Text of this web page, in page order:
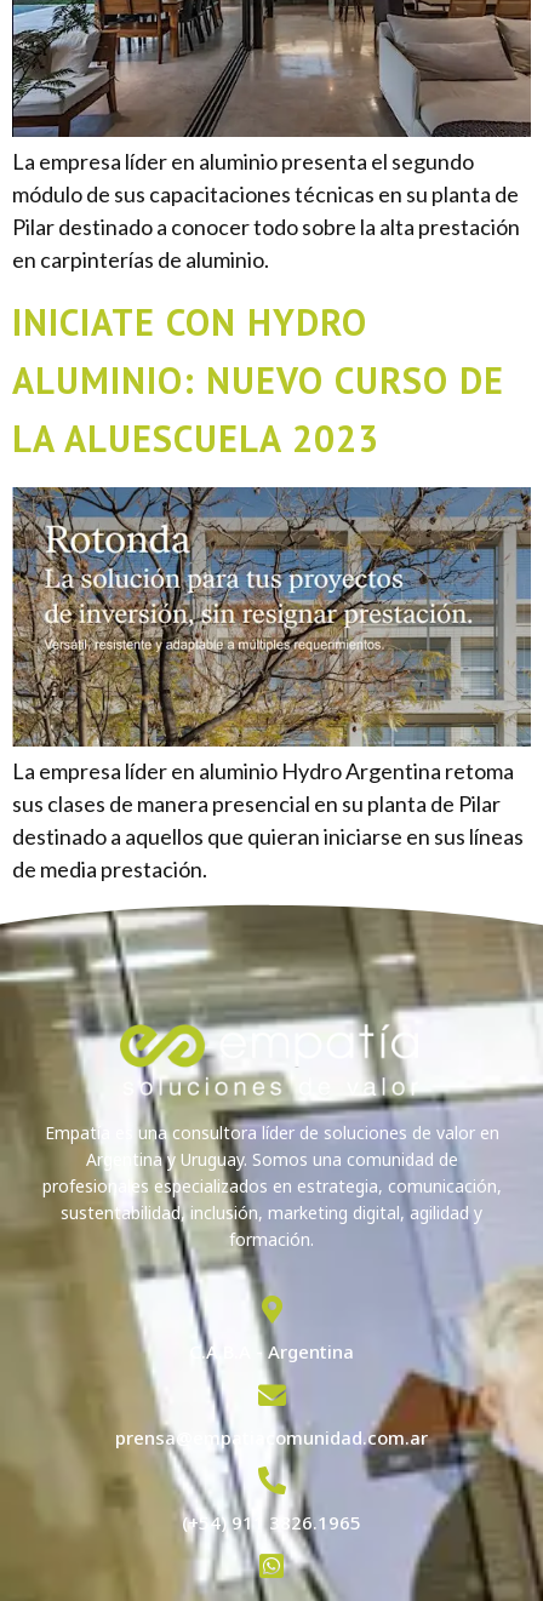
La empresa líder en aluminio presenta el segundo
módulo de sus capacitaciones técnicas en su planta de
Pilar destinado a conocer todo sobre la alta prestación
en carpinterías de aluminio.
INICIATE CON HYDRO
ALUMINIO: NUEVO CURSO DE
LA ALUESCUELA 2023
La empresa líder en aluminio Hydro Argentina retoma
sus clases de manera presencial en su planta de Pilar
destinado a aquellos que quieran iniciarse en sus líneas
de media prestación.
Empatía es una consultora líder de soluciones de valor en
Argentina y Uruguay. Somos una comunidad de
profesionales especializados en estrategia, comunicación,
sustentabilidad, inclusión, marketing digital, agilidad y
formación.
C.A.B.A - Argentina
prensa@empatiacomunidad.com.ar
(+54) 911 3826.1965